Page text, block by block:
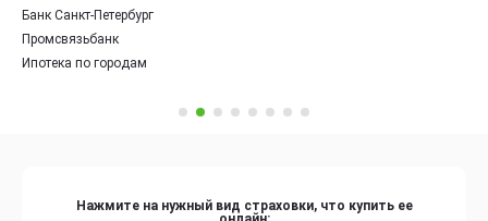
Банк Санкт-Петербург
Промсвязьбанк
Ипотека по городам
Нажмите на нужный вид страховки, что купить ее